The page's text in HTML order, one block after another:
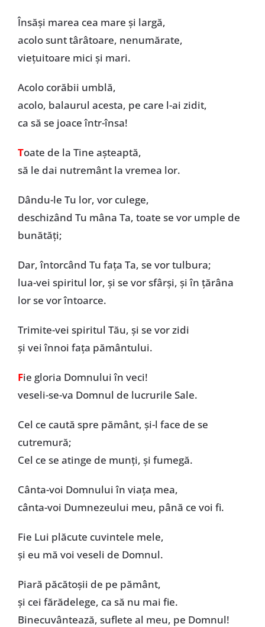
Însăși marea cea mare și largă,
acolo sunt târâtoare, nenumărate,
viețuitoare mici și mari.
Acolo corăbii umblă,
acolo, balaurul acesta, pe care l-ai zidit,
ca să se joace într-însa!
Toate de la Tine așteaptă,
să le dai nutremânt la vremea lor.
Dându-le Tu lor, vor culege,
deschizând Tu mâna Ta, toate se vor umple de
bunătăți;
Dar, întorcând Tu fața Ta, se vor tulbura;
lua-vei spiritul lor, și se vor sfârși, și în țărâna
lor se vor întoarce.
Trimite-vei spiritul Tău, și se vor zidi
și vei înnoi fața pământului.
Fie gloria Domnului în veci!
veseli-se-va Domnul de lucrurile Sale.
Cel ce caută spre pământ, și-l face de se
cutremură;
Cel ce se atinge de munți, și fumegă.
Cânta-voi Domnului în viața mea,
cânta-voi Dumnezeului meu, până ce voi fi.
Fie Lui plăcute cuvintele mele,
și eu mă voi veseli de Domnul.
Piară păcătoșii de pe pământ,
și cei fărădelege, ca să nu mai fie.
Binecuvântează, suflete al meu, pe Domnul!